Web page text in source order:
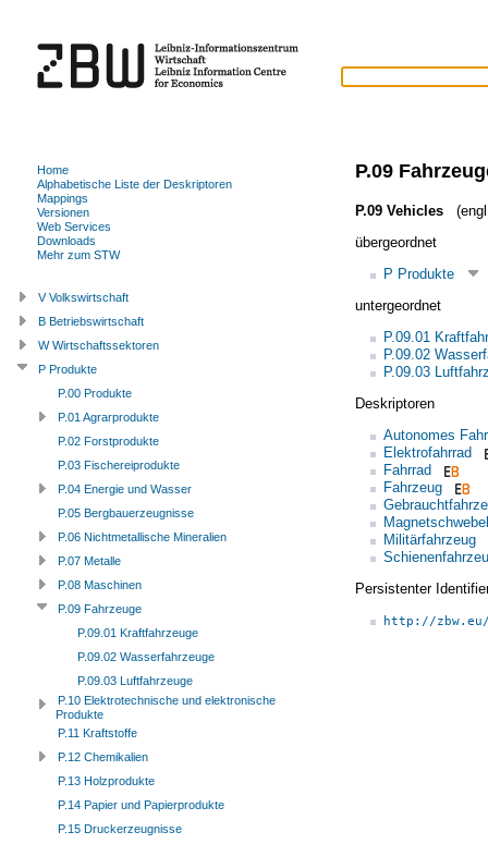
P.09
P.09 Vehicles
übergeordnet
P Produkte
untergeordnet
P.09.01
P.09.02
P.09.03
Deskriptoren
Autonomes
Elektrofahrrad
Fahrrad
Fahrzeug
Militärfahrzeug
Persistenter
http://
Home
Alphabetische Liste der Deskriptoren
Mappings
Versionen
Web Services
Downloads
Mehr zum STW
V Volkswirtschaft
B Betriebswirtschaft
W Wirtschaftssektoren
P Produkte
P.00 Produkte
P.01 Agrarprodukte
P.02 Forstprodukte
P.03 Fischereiprodukte
P.04 Energie und Wasser
P.05 Bergbauerzeugnisse
P.06 Nichtmetallische Mineralien
P.07 Metalle
P.08 Maschinen
P.09 Fahrzeuge
P.09.01 Kraftfahrzeuge
P.09.02 Wasserfahrzeuge
P.09.03 Luftfahrzeuge
P.10 Elektrotechnische und elektronische
Produkte
P.11 Kraftstoffe
P.12 Chemikalien
P.13 Holzprodukte
P.14 Papier und Papierprodukte
P.15 Druckerzeugnisse